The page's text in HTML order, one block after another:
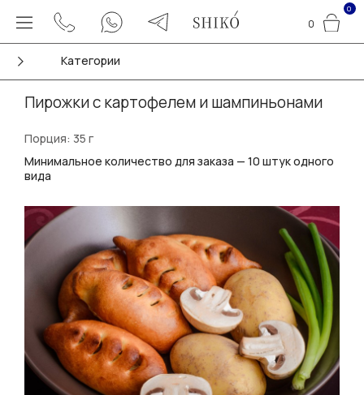
0
0
Категории
Пирожки с картофелем и шампиньонами
Порция: 35 г
Минимальное количество для заказа — 10 штук одного
вида